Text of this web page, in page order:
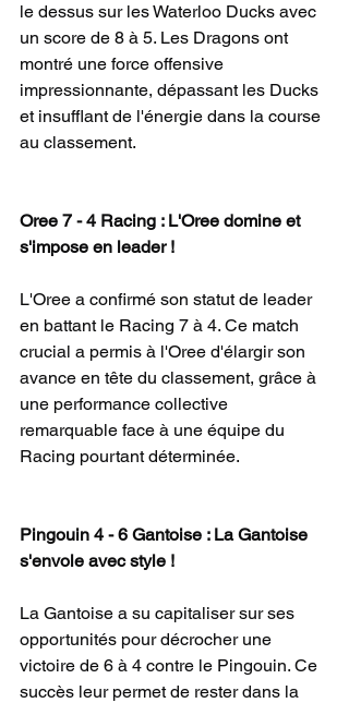
le dessus sur les Waterloo Ducks avec
un score de 8 à 5. Les Dragons ont
montré une force offensive
impressionnante, dépassant les Ducks
et insufflant de l'énergie dans la course
au classement.
Oree 7 - 4 Racing : L'Oree domine et
s'impose en leader !
L'Oree a confirmé son statut de leader
en battant le Racing 7 à 4. Ce match
crucial a permis à l'Oree d'élargir son
avance en tête du classement, grâce à
une performance collective
remarquable face à une équipe du
Racing pourtant déterminée.
Pingouin 4 - 6 Gantoise : La Gantoise
s'envole avec style !
La Gantoise a su capitaliser sur ses
opportunités pour décrocher une
victoire de 6 à 4 contre le Pingouin. Ce
succès leur permet de rester dans la